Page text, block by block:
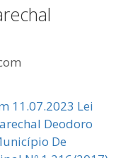
11.07.2023 Lei
Deodoro
De